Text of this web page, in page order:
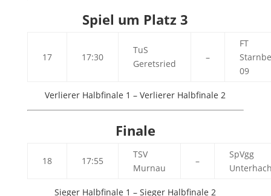
Spiel um Platz 3
17 17:30
TuS
Geretsried
–
FT
09
Verlierer Halbfinale 1 – Verlierer Halbfinale 2
Finale
18 17:55
TSV
Murnau
–
SpVgg
Sieger Halbfinale 1 – Sieger Halbfinale 2